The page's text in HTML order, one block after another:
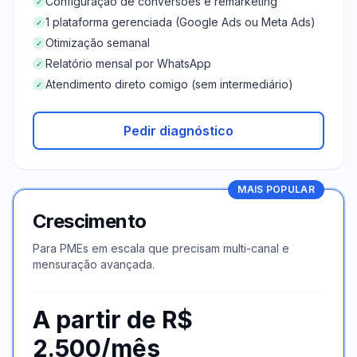
✓ 1 plataforma gerenciada (Google Ads ou Meta Ads)
✓ Otimização semanal
✓ Relatório mensal por WhatsApp
✓ Atendimento direto comigo (sem intermediário)
Pedir diagnóstico
MAIS POPULAR
Crescimento
Para PMEs em escala que precisam multi-canal e
mensuração avançada.
A partir de R$
2.500/mês